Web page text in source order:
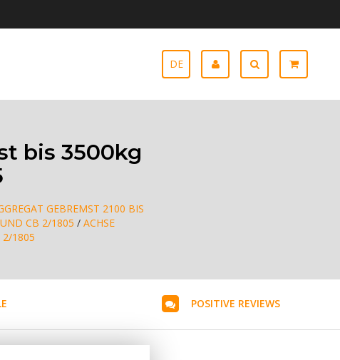
DE
bis 3500kg
GEBREMST 2100 BIS
CB 2/1805 / ACHSE
2/1805
POSITIVE REVIEWS